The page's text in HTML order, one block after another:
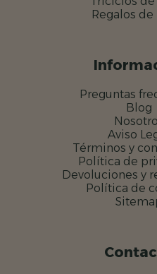
Regalos
Preguntas
Blog
Aviso
Términos y
Política de
Devoluciones y
Política de